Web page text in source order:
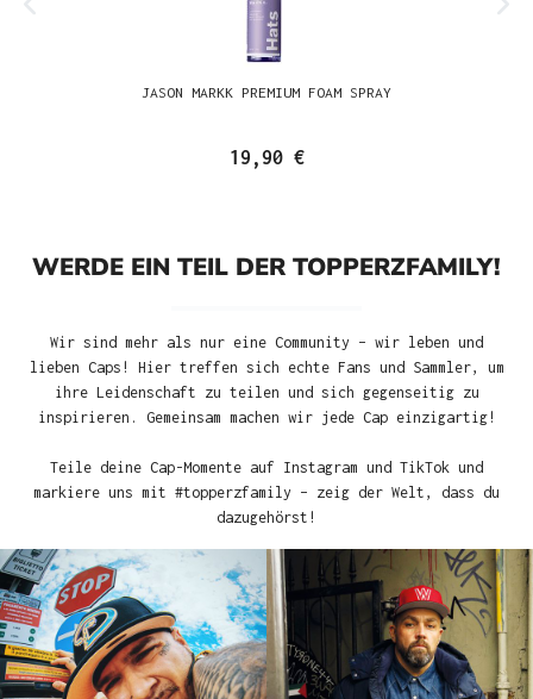
JASON MARKK PREMIUM FOAM SPRAY
19,90 €
WERDE EIN TEIL DER TOPPERZFAMILY!
Wir sind mehr als nur eine Community – wir leben und
lieben Caps! Hier treffen sich echte Fans und Sammler, um
ihre Leidenschaft zu teilen und sich gegenseitig zu
inspirieren. Gemeinsam machen wir jede Cap einzigartig!
Teile deine Cap-Momente auf Instagram und TikTok und
markiere uns mit #topperzfamily – zeig der Welt, dass du
dazugehörst!